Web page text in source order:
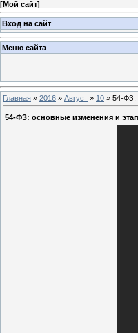
[Мой сайт]
Вход на сайт
Меню сайта
Главная » 2016 » Август » 10 » 54-ФЗ:
54-ФЗ: основные изменения и